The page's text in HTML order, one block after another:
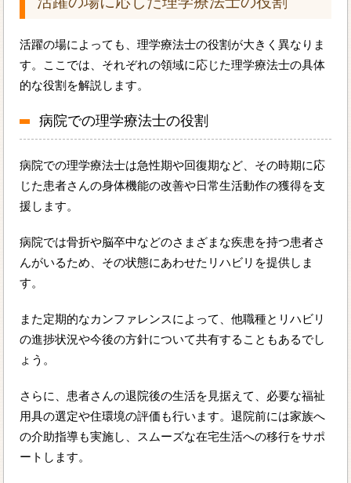
活躍の場によっても、理学療法士の役割が大きく異なりま
す。ここでは、それぞれの領域に応じた理学療法士の具体
的な役割を解説します。
病院での理学療法士の役割
病院での理学療法士は急性期や回復期など、その時期に応
じた患者さんの身体機能の改善や日常生活動作の獲得を支
援します。
病院では骨折や脳卒中などのさまざまな疾患を持つ患者さ
んがいるため、その状態にあわせたリハビリを提供しま
す。
また定期的なカンファレンスによって、他職種とリハビリ
の進捗状況や今後の方針について共有することもあるでし
ょう。
さらに、患者さんの退院後の生活を見据えて、必要な福祉
用具の選定や住環境の評価も行います。退院前には家族へ
の介助指導も実施し、スムーズな在宅生活への移行をサポ
ートします。